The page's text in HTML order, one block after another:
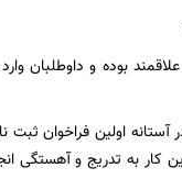
اولین فراخوان
کار به تدریج و آهستگی